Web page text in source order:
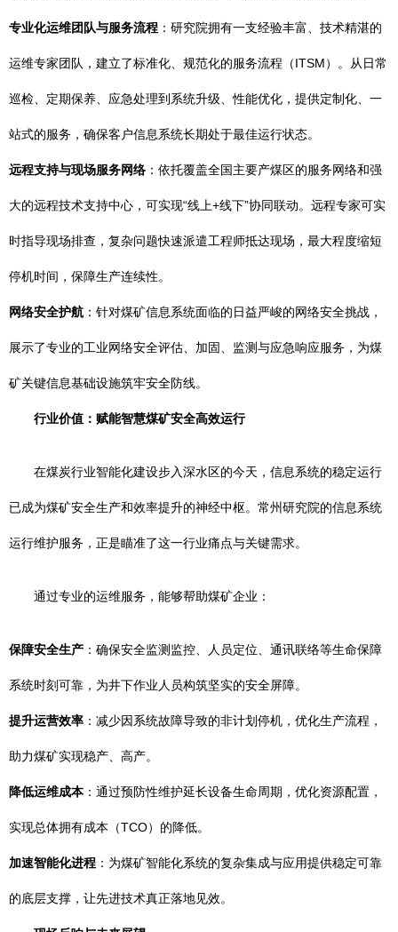
专业化运维团队与服务流程 ：研究院拥有一支经验丰富、技术精湛的
运维专家团队，建立了标准化、规范化的服务流程（ITSM）。从日常
巡检、定期保养、应急处理到系统升级、性能优化，提供定制化、一
站式的服务，确保客户信息系统长期处于最佳运行状态。
远程支持与现场服务网络 ：依托覆盖全国主要产煤区的服务网络和强
大的远程技术支持中心，可实现“线上+线下”协同联动。远程专家可实
时指导现场排查，复杂问题快速派遣工程师抵达现场，最大程度缩短
停机时间，保障生产连续性。
网络安全护航 ：针对煤矿信息系统面临的日益严峻的网络安全挑战，
展示了专业的工业网络安全评估、加固、监测与应急响应服务，为煤
矿关键信息基础设施筑牢安全防线。
行业价值：赋能智慧煤矿安全高效运行
在煤炭行业智能化建设步入深水区的今天，信息系统的稳定运行
已成为煤矿安全生产和效率提升的神经中枢。常州研究院的信息系统
运行维护服务，正是瞄准了这一行业痛点与关键需求。
通过专业的运维服务，能够帮助煤矿企业：
保障安全生产 ：确保安全监测监控、人员定位、通讯联络等生命保障
系统时刻可靠，为井下作业人员构筑坚实的安全屏障。
提升运营效率 ：减少因系统故障导致的非计划停机，优化生产流程，
助力煤矿实现稳产、高产。
降低运维成本：通过预防性维护延长设备生命周期，优化资源配置，
实现总体拥有成本（TCO）的降低。
加速智能化进程 ：为煤矿智能化系统的复杂集成与应用提供稳定可靠
的底层支撑，让先进技术真正落地见效。